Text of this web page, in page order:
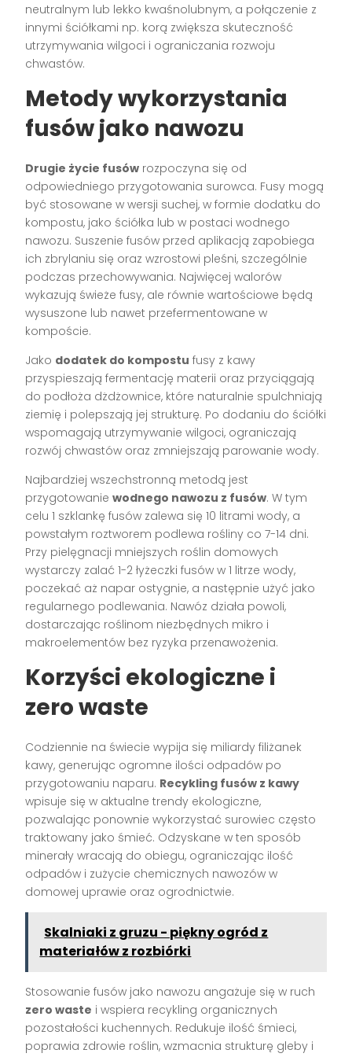
neutralnym lub lekko kwaśnolubnym, a połączenie z
innymi ściółkami np. korą zwiększa skuteczność
utrzymywania wilgoci i ograniczania rozwoju
chwastów.
Metody wykorzystania
fusów jako nawozu
Drugie życie fusów rozpoczyna się od
odpowiedniego przygotowania surowca. Fusy mogą
być stosowane w wersji suchej, w formie dodatku do
kompostu, jako ściółka lub w postaci wodnego
nawozu. Suszenie fusów przed aplikacją zapobiega
ich zbrylaniu się oraz wzrostowi pleśni, szczególnie
podczas przechowywania. Najwięcej walorów
wykazują świeże fusy, ale równie wartościowe będą
wysuszone lub nawet przefermentowane w
kompoście.
Jako dodatek do kompostu fusy z kawy
przyspieszają fermentację materii oraz przyciągają
do podłoża dżdżownice, które naturalnie spulchniają
ziemię i polepszają jej strukturę. Po dodaniu do ściółki
wspomagają utrzymywanie wilgoci, ograniczają
rozwój chwastów oraz zmniejszają parowanie wody.
Najbardziej wszechstronną metodą jest
przygotowaniewodnego nawozu z fusów. W tym
celu 1 szklankę fusów zalewa się 10 litrami wody, a
powstałym roztworem podlewa rośliny co 7-14 dni.
Przy pielęgnacji mniejszych roślin domowych
wystarczy zalać 1-2 łyżeczki fusów w 1 litrze wody,
poczekać aż napar ostygnie, a następnie użyć jako
regularnego podlewania. Nawóz działa powoli,
dostarczając roślinom niezbędnych mikro i
makroelementów bez ryzyka przenawożenia.
Korzyści ekologiczne i
zero waste
Codziennie na świecie wypija się miliardy filiżanek
kawy, generując ogromne ilości odpadów po
przygotowaniu naparu. Recykling fusów z kawy
wpisuje się w aktualne trendy ekologiczne,
pozwalając ponownie wykorzystać surowiec często
traktowany jako śmieć. Odzyskane w ten sposób
minerały wracają do obiegu, ograniczając ilość
odpadów i zużycie chemicznych nawozów w
domowej uprawie oraz ogrodnictwie.
Skalniaki z gruzu - piękny ogród z
materiałów z rozbiórki
Stosowanie fusów jako nawozu angażuje się w ruch
zero waste i wspiera recykling organicznych
pozostałości kuchennych. Redukuje ilość śmieci,
poprawia zdrowie roślin, wzmacnia strukturę gleby i